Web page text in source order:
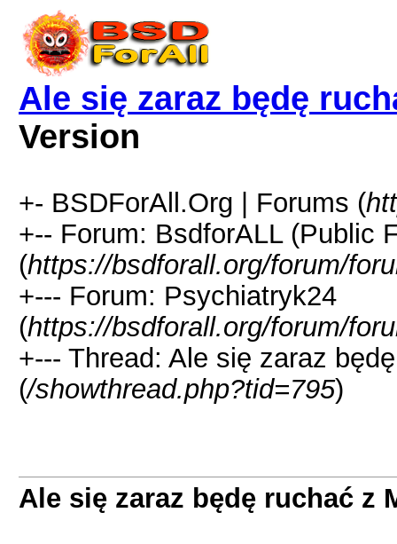
Ale się zaraz będę
Version
+- BSDForAll.Org | Forums (
+-- Forum: BsdforALL (Public
(https://bsdforall.org/forum/
+--- Forum: Psychiatryk24
(https://bsdforall.org/forum/
+--- Thread: Ale się zaraz
(/showthread.php?tid=795)
Ale się zaraz będę ruchać z